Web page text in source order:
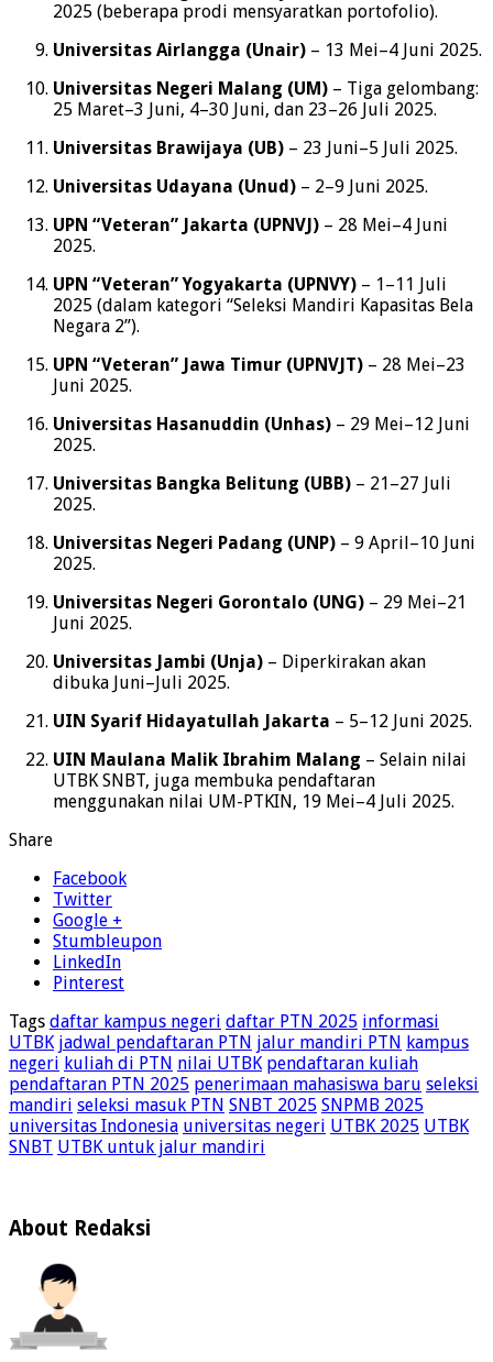
2025 (beberapa prodi mensyaratkan portofolio).
Universitas Airlangga (Unair) – 13 Mei–4 Juni 2025.
Universitas Negeri Malang (UM) – Tiga gelombang:
25 Maret–3 Juni, 4–30 Juni, dan 23–26 Juli 2025.
Universitas Brawijaya (UB) – 23 Juni–5 Juli 2025.
Universitas Udayana (Unud) – 2–9 Juni 2025.
UPN “Veteran” Jakarta (UPNVJ) – 28 Mei–4 Juni
2025.
UPN “Veteran” Yogyakarta (UPNVY) – 1–11 Juli
2025 (dalam kategori “Seleksi Mandiri Kapasitas Bela
Negara 2”).
UPN “Veteran” Jawa Timur (UPNVJT) – 28 Mei–23
Juni 2025.
Universitas Hasanuddin (Unhas) – 29 Mei–12 Juni
2025.
Universitas Bangka Belitung (UBB) – 21–27 Juli
2025.
Universitas Negeri Padang (UNP) – 9 April–10 Juni
2025.
Universitas Negeri Gorontalo (UNG) – 29 Mei–21
Juni 2025.
Universitas Jambi (Unja) – Diperkirakan akan
dibuka Juni–Juli 2025.
UIN Syarif Hidayatullah Jakarta – 5–12 Juni 2025.
UIN Maulana Malik Ibrahim Malang – Selain nilai
UTBK SNBT, juga membuka pendaftaran
menggunakan nilai UM-PTKIN, 19 Mei–4 Juli 2025.
Share
Facebook
Twitter
Google +
Stumbleupon
LinkedIn
Pinterest
Tags daftar kampus negeri daftar PTN 2025 informasi
UTBK jadwal pendaftaran PTN jalur mandiri PTN kampus
negeri kuliah di PTN nilai UTBK pendaftaran kuliah
pendaftaran PTN 2025 penerimaan mahasiswa baru seleksi
mandiri seleksi masuk PTN SNBT 2025 SNPMB 2025
universitas Indonesia universitas negeri UTBK 2025 UTBK
SNBT UTBK untuk jalur mandiri
About Redaksi